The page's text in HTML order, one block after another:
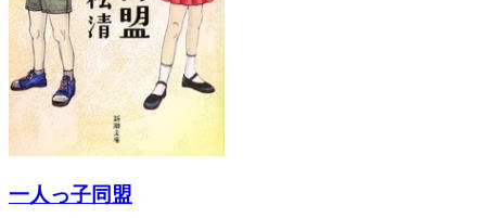
一人っ子同盟